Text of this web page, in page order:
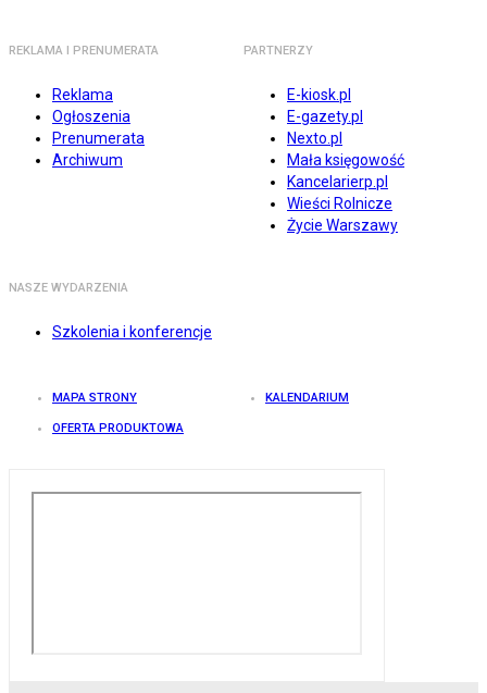
REKLAMA I PRENUMERATA
Reklama
Ogłoszenia
Prenumerata
Archiwum
PARTNERZY
E-kiosk.pl
E-gazety.pl
Nexto.pl
Mała księgowość
Kancelarierp.pl
Wieści Rolnicze
Życie Warszawy
NASZE WYDARZENIA
Szkolenia i konferencje
MAPA STRONY KALENDARIUM
OFERTA PRODUKTOWA